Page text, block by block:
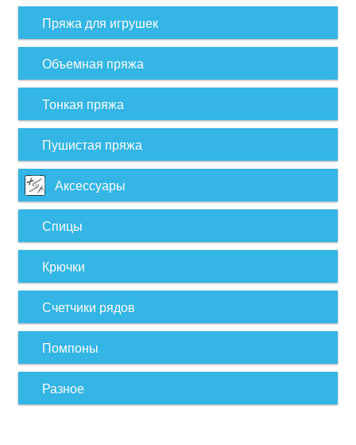
Пряжа для игрушек
Объемная пряжа
Тонкая пряжа
Пушистая пряжа
Аксессуары
Спицы
Крючки
Счетчики рядов
Помпоны
Разное